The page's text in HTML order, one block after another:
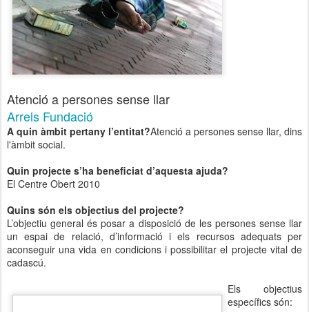
Atenció a persones sense llar
Arrels Fundació
A quin àmbit pertany l’entitat?Atenció a persones sense llar, dins
l'àmbit social.
Quin projecte s’ha beneficiat d’aquesta ajuda?
El Centre Obert 2010
Quins són els objectius del projecte?
L’objectiu general és posar a disposició de les persones sense llar
un espai de relació, d’informació i els recursos adequats per
aconseguir una vida en condicions i possibilitar el projecte vital de
cadascú.
Els objectius
específics són: